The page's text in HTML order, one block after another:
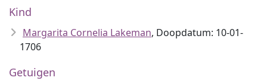
Kind
Margarita Cornelia Lakeman, Doopdatum: 10-01-
1706
Getuigen